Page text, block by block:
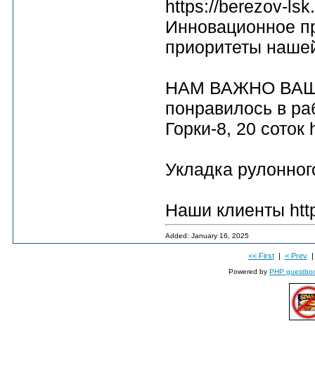
https://berezov-
Инновационное
приоритеты
НАМ ВАЖНО
понравилось в
Горки-8, 20
Укладка
Наши клиенты
Added: January 16, 2025
<< First| < Prev
Powered by PHP